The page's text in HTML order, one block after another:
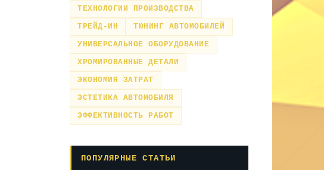
ТЕХНОЛОГИИ ПРОИЗВОДСТВА
ТРЕЙД-ИН
ТЮНИНГ АВТОМОБИЛЕЙ
УНИВЕРСАЛЬНОЕ ОБОРУДОВАНИЕ
ХРОМИРОВАННЫЕ ДЕТАЛИ
ЭКОНОМИЯ ЗАТРАТ
ЭСТЕТИКА АВТОМОБИЛЯ
ЭФФЕКТИВНОСТЬ РАБОТ
ПОПУЛЯРНЫЕ СТАТЬИ